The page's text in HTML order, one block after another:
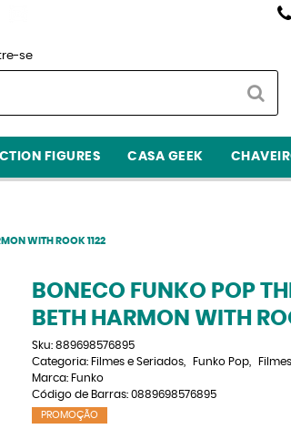
se
FIGURES CASA GEEK
WITH ROOK 1122
BONECO FUNKO POP
BETH HARMON WITH
Sku: 889698576895
Categoria: Filmes e Seriados Funko Pop
Marca: Funko
Código de Barras: 0889698576895
PROMOÇÃO